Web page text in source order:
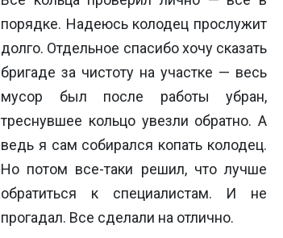
порядке. Надеюсь колодец прослужит
долго. Отдельное спасибо хочу сказать
бригаде за чистоту на участке — весь
мусор был после работы убран,
треснувшее кольцо увезли обратно. А
ведь я сам собирался копать колодец.
Но потом все-таки решил, что лучше
обратиться к специалистам. И не
прогадал. Все сделали на отлично.